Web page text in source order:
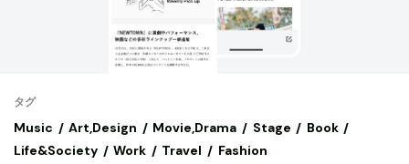
タグ
Music Art,Design Movie,Drama Stage
Book
Life&Society
Work Travel Fashion